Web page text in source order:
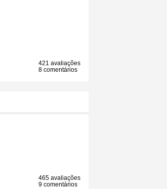
421 avaliações
8 comentários
465 avaliações
9 comentários